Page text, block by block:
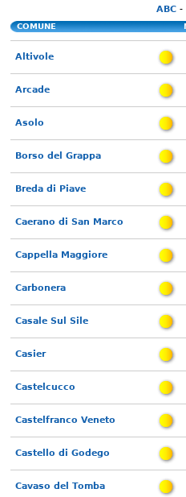
ABC-
COMUNE
Altivole
Arcade
Asolo
Borso del Grappa
Breda di Piave
Caerano di San Marco
Cappella Maggiore
Carbonera
Casale Sul Sile
Casier
Castelcucco
Castelfranco Veneto
Castello di Godego
Cavaso del Tomba